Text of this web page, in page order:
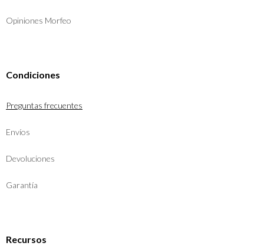
Opiniones Morfeo
Condiciones
Preguntas frecuentes
Envíos
Devoluciones
Garantía
Recursos